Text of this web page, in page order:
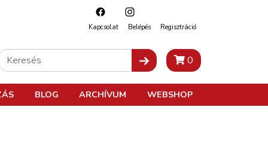
Kapcsolat Belépés Regisztráció
0
BLOG ARCHÍVUM WEBSHOP